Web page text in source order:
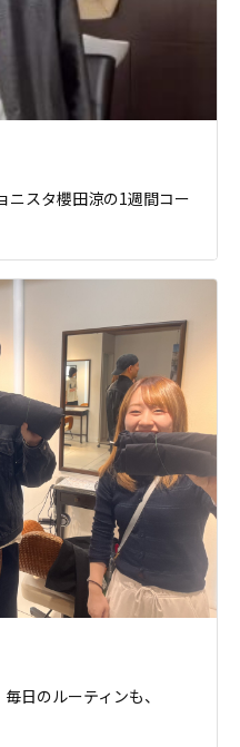
ニスタ櫻田涼の1週間コー
日のルーティンも、